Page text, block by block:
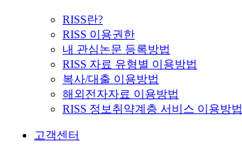
RISS란?
RISS 이용권한
내 관심논문 등록방법
RISS 자료 유형별 이용방법
복사/대출 이용방법
해외전자자료 이용방법
RISS 정보취약계층 서비스 이용방법
고객센터